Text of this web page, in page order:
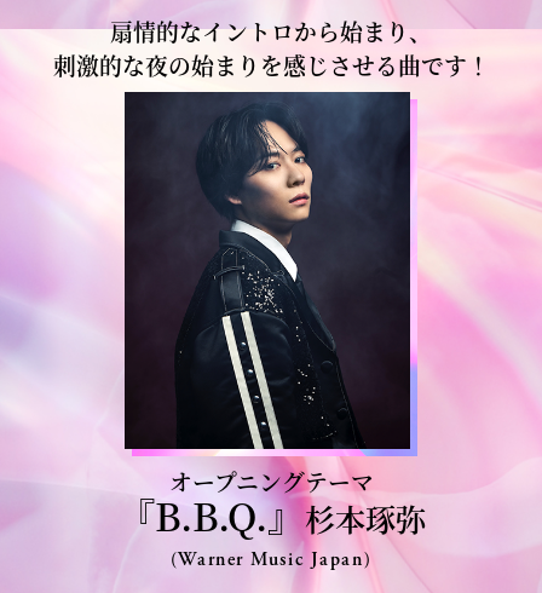
扇情的なイントロから始まり、
刺激的な夜の始まりを感じさせる曲です！
オープニングテーマ
『B.B.Q.』杉本琢弥
(Warner Music Japan)